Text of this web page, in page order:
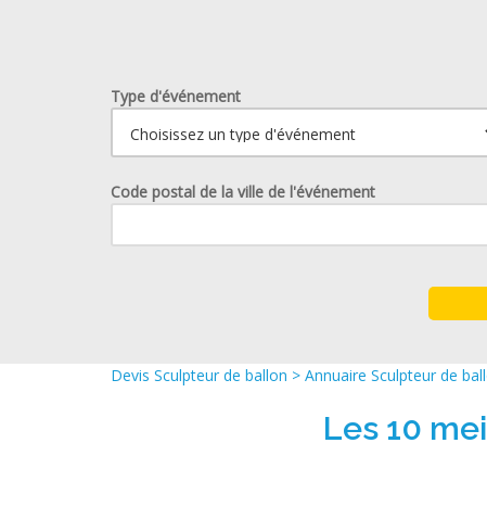
Type d'événement
Code postal de la ville de l'événement
Devis Sculpteur de ballon > Annuaire Sculpteur de
Les 10